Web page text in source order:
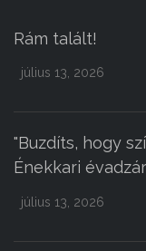
Rám talált!
július 13, 2026
"Buzdíts, hogy
Énekkari
július 13, 2026